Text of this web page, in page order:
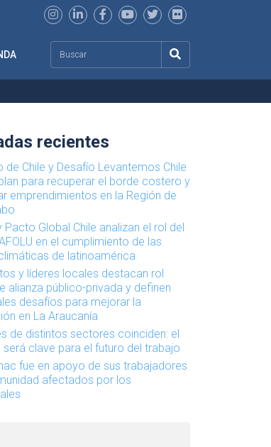
recientes
de Chile y Desafío Levantemos Chile
para recuperar el borde costero y
emprendimientos en la Región de
Pacto Global Chile analizan el rol del
en el cumplimiento de las
de latinoamérica
y líderes locales destacan rol
alianza público-privada y definen
desafíos para mejorar la
en La Araucanía
de distintos sectores coinciden: el
será clave para el futuro del trabajo
fue en apoyo de sus trabajadores
afectados por los